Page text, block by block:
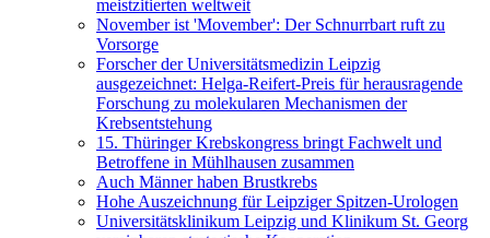
meistzitierten weltweit
November ist 'Movember': Der Schnurrbart ruft zu
Vorsorge
Forscher der Universitätsmedizin Leipzig
ausgezeichnet: Helga-Reifert-Preis für herausragende
Forschung zu molekularen Mechanismen der
Krebsentstehung
15. Thüringer Krebskongress bringt Fachwelt und
Betroffene in Mühlhausen zusammen
Auch Männer haben Brustkrebs
Hohe Auszeichnung für Leipziger Spitzen-Urologen
Universitätsklinikum Leipzig und Klinikum St. Georg